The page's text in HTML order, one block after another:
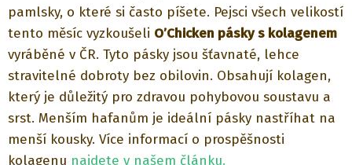
pamlsky, o které si často píšete. Pejsci všech velikostí
tento měsíc vyzkoušeli O’Chicken pásky s kolagenem
vyráběné v ČR. Tyto pásky jsou šťavnaté, lehce
stravitelné dobroty bez obilovin. Obsahují kolagen,
který je důležitý pro zdravou pohybovou soustavu a
srst. Menším hafanům je ideální pásky nastříhat na
menší kousky. Více informací o prospěšnosti
kolagenu najdete v našem článku.